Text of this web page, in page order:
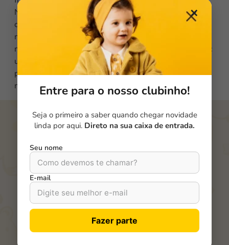
✕
Entre para o nosso clubinho!
Seja o primeiro a saber quando chegar novidade
linda por aqui. Direto na sua caixa de entrada.
Seu nome
E-mail
Fazer parte
Nulla sed tempor est. Curabitur congue suscipit
consectetur. Mauris nec cursus leo. Nulla posuere
magna dignissim viverra ultricies. Vestibulum
molestie ligula vel facilisis fringilla. Vivamus nec nunc
ut augue mattis aliquam nec nec diam. Nullam
posuere finibus urna non porta. Duis eleifend
maximus dolor a accumsan.
Fique por dentro das
novidades daBBB Family!
Cadastre-se e receba dicas, lançamentos e ofertas
especiais direto no seu e-mail.
Vista quem você ama com qualidade e carinho. 💛